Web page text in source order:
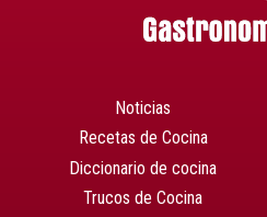
Noticias
Recetas de Cocina
Diccionario de cocina
Trucos de Cocina